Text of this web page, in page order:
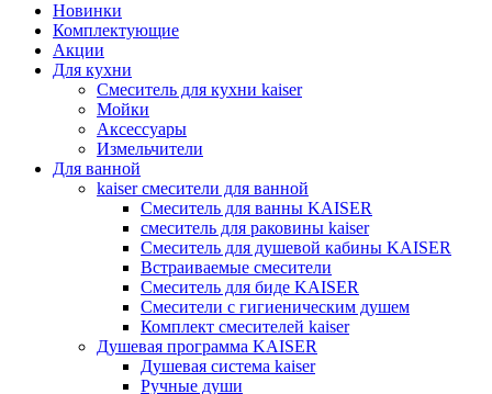
Новинки
Комплектующие
Акции
Для кухни
Cмеситель для кухни kaiser
Мойки
Аксессуары
Измельчители
Для ванной
kaiser смесители для ванной
Смеситель для ванны KAISER
смеситель для раковины kaiser
Смеситель для душевой кабины KAISER
Встраиваемые смесители
Смеситель для биде KAISER
Смесители с гигиеническим душем
Комплект смесителей kaiser
Душевая программа KAISER
Душевая система kaiser
Ручные души